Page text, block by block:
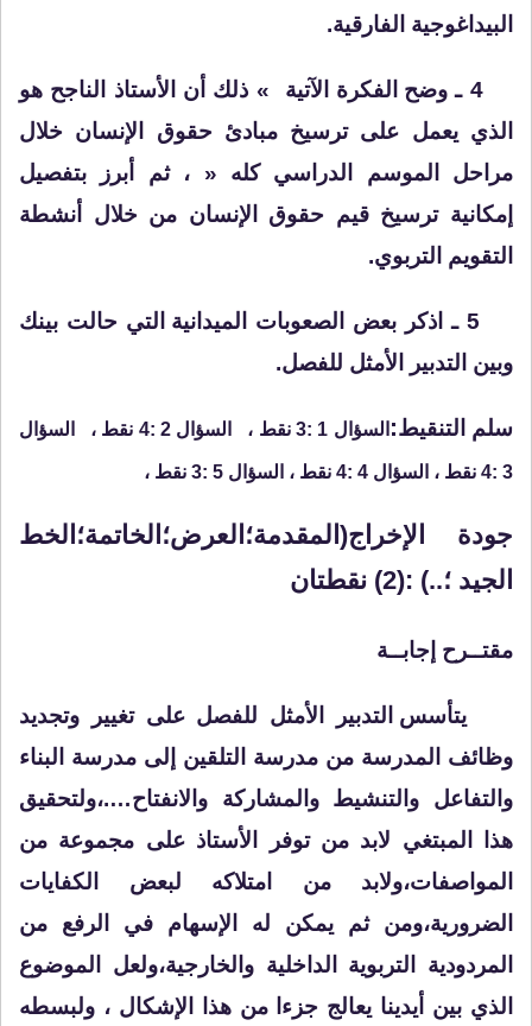
البيداغوجية الفارقية.
4 ـ وضح الفكرة الآتية » ذلك أن الأستاذ الناجح هو
الذي يعمل على ترسيخ مبادئ حقوق الإنسان خلال
مراحل الموسم الدراسي كله « ، ثم
أبرز بتفصيل
إمكانية ترسيخ قيم حقوق الإنسان من خلال أنشطة
التقويم
التربوي.
5 ـ اذكر بعض الصعوبات الميدانية التي حالت بينك
وبين التدبير الأمثل للفصل.
سلم التنقيط: السؤال 1 :3 نقط ، السؤال 2 :4 نقط ، السؤال
3 :4 نقط ، السؤال 4 :4 نقط ، السؤال 5 :3 نقط ،
جودة الإخراج(المقدمة؛العرض؛الخاتمة؛الخط
الجيد ؛..) :(2) نقطتان
مقتــرح إجابــة
يتأسس التدبير الأمثل للفصل على تغيير وتجديد
وظائف المدرسة من مدرسة التلقين إلى مدرسة البناء
والتفاعل والتنشيط والمشاركة والانفتاح….،ولتحقيق
هذا المبتغي لابد من توفر الأستاذ على مجموعة من
المواصفات،ولابد من امتلاكه لبعض الكفايات
الضرورية،ومن ثم يمكن له الإسهام في الرفع من
المردودية التربوية الداخلية والخارجية،ولعل الموضوع
الذي بين أيدينا يعالج جزءا من هذا الإشكال ، ولبسطه